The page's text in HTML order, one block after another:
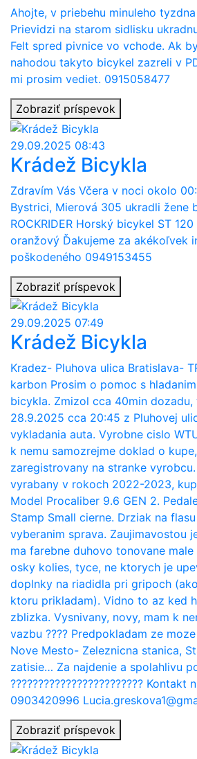
Ahojte, v priebehu minuleho
Prievidzi na starom sidlisku
Felt spred pivnice vo vchode. Ak
nahodou takyto bicykel zazreli v
mi prosim vediet. 0915058477
Zobraziť príspevok
29.09.2025 08:43
Krádež Bicykla
Zdravím Vás Včera v noci okolo
Bystrici, Mierová 305 ukradli žene
ROCKRIDER Horský bicykel ST
oranžový Ďakujeme za akékoľvek
poškodeného 0949153455
Zobraziť príspevok
29.09.2025 07:49
Krádež Bicykla
Kradez- Pluhova ulica Bratislava-
karbon Prosim o pomoc s
bicykla. Zmizol cca 40min dozadu,
28.9.2025 cca 20:45 z Pluhovej
vykladania auta. Vyrobne cislo
k nemu samozrejme doklad o
zaregistrovany na stranke
vyrabany v rokoch 2022-2023,
Model Procaliber 9.6 GEN 2.
Stamp Small cierne. Drziak na
vyberanim sprava. Zaujimavostou
ma farebne duhovo tonovane
osky kolies, tyce, ne ktorych je
doplnky na riadidla pri gripoch
ktoru prikladam). Vidno to az ked
zblizka. Vysnivany, novy, mam k
vazbu ???? Predpokladam ze
Nove Mesto- Zeleznicna stanica,
zatisie… Za najdenie a spolahlivu
???????????????????????? Kontakt
0903420996
Zobraziť príspevok